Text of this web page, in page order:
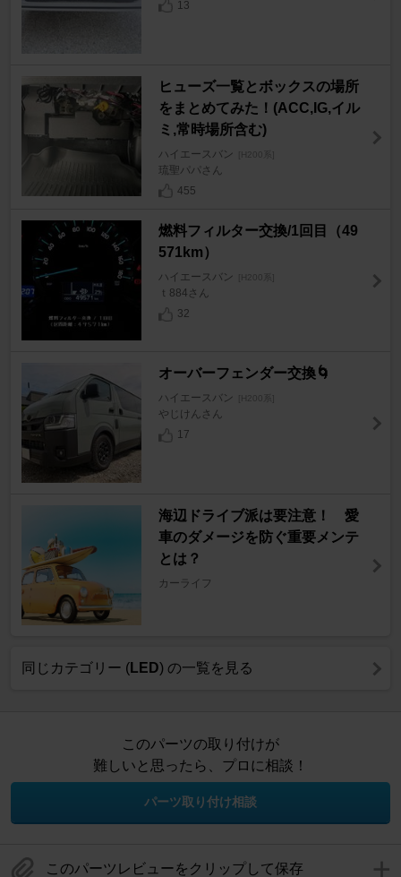
13
ヒューズ一覧とボックスの場所
をまとめてみた！(ACC,IG,イル
ミ,常時場所含む)
ハイエースバン [H200系]
琉聖パパさん
455
燃料フィルター交換/1回目（49
571km）
ハイエースバン [H200系]
ｔ884さん
32
オーバーフェンダー交換🌀
ハイエースバン [H200系]
やじけんさん
17
海辺ドライブ派は要注意！ 愛
車のダメージを防ぐ重要メンテ
とは？
カーライフ
同じカテゴリー (LED) の一覧を見る
このパーツの取り付けが
難しいと思ったら、プロに相談！
パーツ取り付け相談
このパーツレビューをクリップして保存